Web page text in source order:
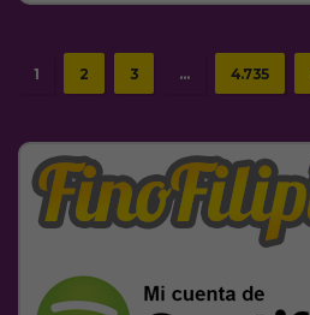
1 2 3 … 4.735